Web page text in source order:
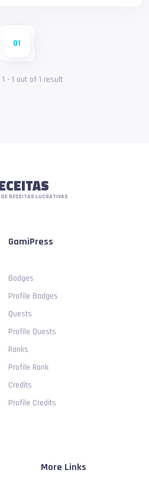
01
1 - 1 out of 1 result
RECEITAS LUCRATIVAS
GamiPress
Badges
Profile Badges
Quests
Profile Quests
Ranks
Profile Rank
Credits
Profile Credits
More Links